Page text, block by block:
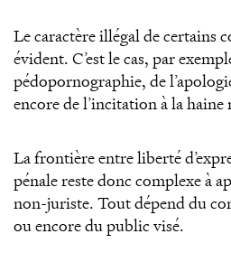
Le caractère illégal de certains
évident. C’est le cas, par
pédopornographie, de
encore de l’incitation à la haine
La frontière entre liberté
pénale reste donc complexe à
non-juriste. Tout dépend du
ou encore du public visé.